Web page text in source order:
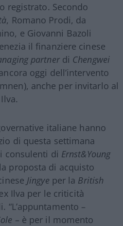
registrato. Secondo
, Romano Prodi, da
e Giovanni Bazoli
il finanziere cinese
partnerdi Chengwei
oggi dell’intervento
anche per invitarlo al
italiane hanno
di questa settimana
consulenti di Ernst&Young
proposta di acquisto
Jingye per la British
Ilva per le criticità
“L’appuntamento –
– è per il momento